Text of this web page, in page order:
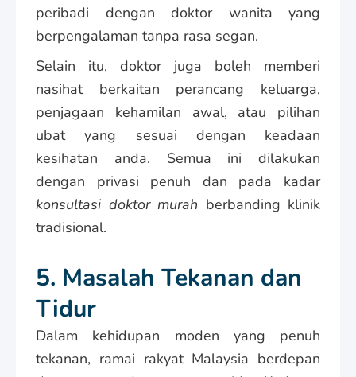
peribadi dengan doktor wanita yang
berpengalaman tanpa rasa segan.
Selain itu, doktor juga boleh memberi
nasihat berkaitan perancang keluarga,
penjagaan kehamilan awal, atau pilihan
ubat yang sesuai dengan keadaan
kesihatan anda. Semua ini dilakukan
dengan privasi penuh dan pada kadar
konsultasi doktor murah berbanding klinik
tradisional.
5. Masalah Tekanan dan
Tidur
Dalam kehidupan moden yang penuh
tekanan, ramai rakyat Malaysia berdepan